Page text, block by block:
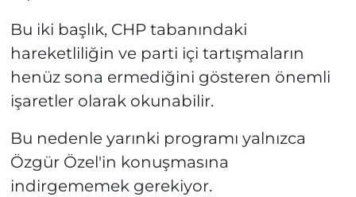
Bu iki başlık, CHP tabanındaki
hareketliliğin ve parti içi tartışmaların
henüz sona ermediğini gösteren önemli
işaretler olarak okunabilir.
Bu nedenle yarınki programı yalnızca
Özgür Özel'in konuşmasına
indirgememek gerekiyor.